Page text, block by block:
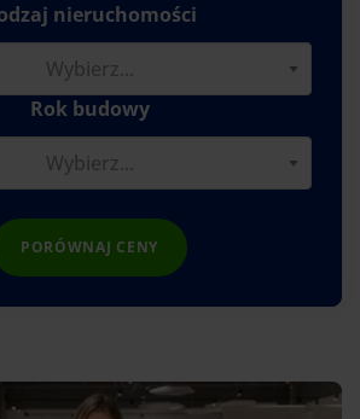
nieruchomości
Rok budowy
PORÓWNAJ CENY